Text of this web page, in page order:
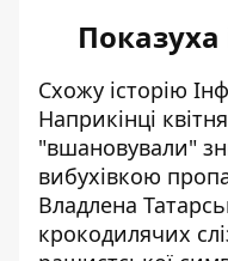
Схожу історію
Наприкінці
"вшановували"
вибухівкою
Владлена
крокодилячих